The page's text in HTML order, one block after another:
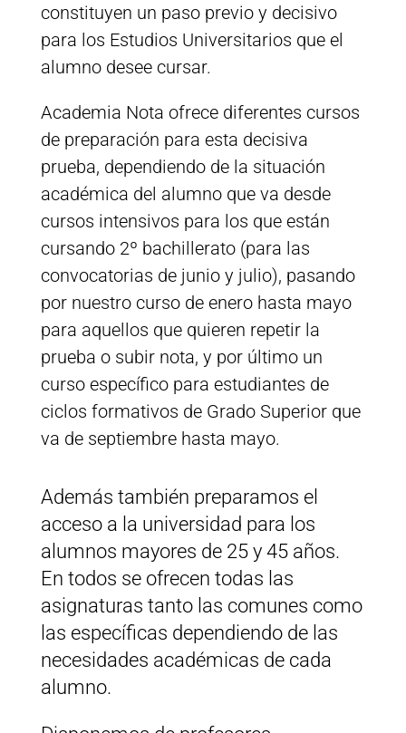
constituyen un paso previo y decisivo
para los Estudios Universitarios que el
alumno desee cursar.
Academia Nota ofrece diferentes cursos
de preparación para esta decisiva
prueba, dependiendo de la situación
académica del alumno que va desde
cursos intensivos para los que están
cursando 2º bachillerato (para las
convocatorias de junio y julio), pasando
por nuestro curso de enero hasta mayo
para aquellos que quieren repetir la
prueba o subir nota, y por último un
curso específico para estudiantes de
ciclos formativos de Grado Superior que
va de septiembre hasta mayo.
Además también preparamos el
acceso a la universidad para los
alumnos mayores de 25 y 45 años.
En todos se ofrecen todas las
asignaturas tanto las comunes como
las específicas dependiendo de las
necesidades académicas de cada
alumno.